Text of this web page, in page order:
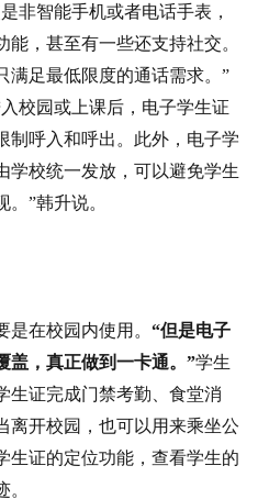
非智能手机或者电话手表，
，甚至有一些还支持社交。
满足最低限度的通话需求。”
校园或上课后，电子学生证
制呼入和呼出。此外，电子学
学校统一发放，可以避免学生
”韩升说。
在校园内使用。 “但是电子
盖，真正做到一卡通。”学生
生证完成门禁考勤、食堂消
离开校园，也可以用来乘坐公
生证的定位功能，查看学生的